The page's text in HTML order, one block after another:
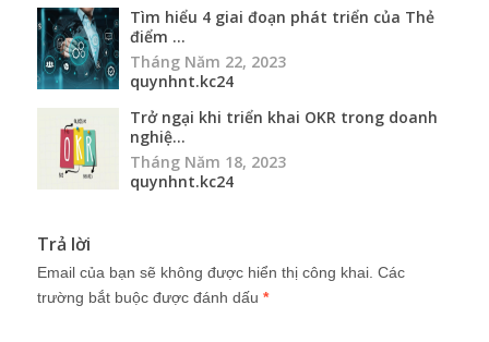
Tìm hiểu 4 giai đoạn phát triển của Thẻ
điểm ...
Tháng Năm 22, 2023
quynhnt.kc24
Trở ngại khi triển khai OKR trong doanh
nghiệ...
Tháng Năm 18, 2023
quynhnt.kc24
Trả lời
Email của bạn sẽ không được hiển thị công khai. Các
trường bắt buộc được đánh dấu *